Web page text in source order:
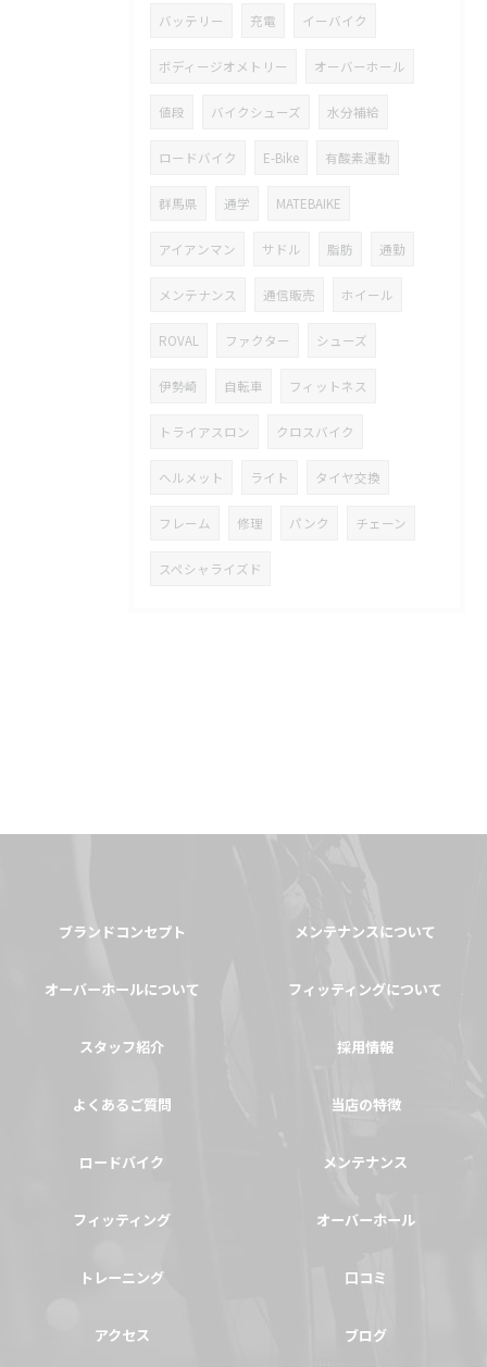
バッテリー 充電 イーバイク
ボディージオメトリー オーバーホール
値段 バイクシューズ 水分補給
ロードバイク E-Bike 有酸素運動
群馬県 通学 MATEBAIKE
アイアンマン サドル 脂肪 通勤
メンテナンス 通信販売 ホイール
ROVAL ファクター シューズ
伊勢崎 自転車 フィットネス
トライアスロン クロスバイク
ヘルメット ライト タイヤ交換
フレーム 修理 パンク チェーン
スペシャライズド
ブランドコンセプト メンテナンスについて
オーバーホールについて フィッティングについて
スタッフ紹介 採用情報
よくあるご質問 当店の特徴
ロードバイク メンテナンス
フィッティング オーバーホール
トレーニング 口コミ
アクセス ブログ